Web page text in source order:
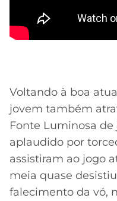
Voltando à boa
jovem também
Fonte Luminosa
aplaudido por
assistiram ao jogo
meia quase
falecimento da vó,